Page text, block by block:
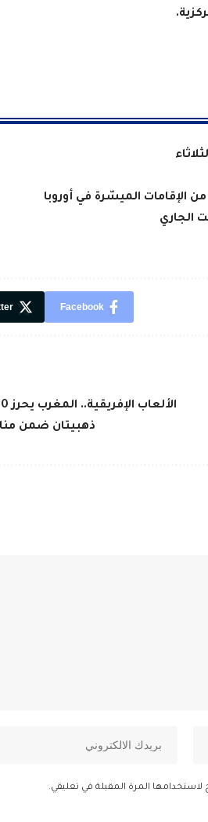
.
الإقامات الميسّرة في أوروبا
Facebook
ذهبيتان ضمن
المرة المقبلة في تعليقي.